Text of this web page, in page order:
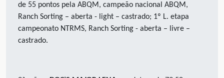
de 55 pontos pela ABQM, campeão nacional ABQM,
Ranch Sorting – aberta - light – castrado; 1º L. etapa
campeonato NTRMS, Ranch Sorting - aberta – livre –
castrado.